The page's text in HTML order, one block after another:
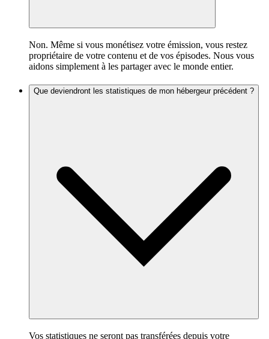
Non. Même si vous monétisez votre émission, vous restez
propriétaire de votre contenu et de vos épisodes. Nous vous
aidons simplement à les partager avec le monde entier.
Que deviendront les statistiques de mon hébergeur précédent ?
Vos statistiques ne seront pas transférées depuis votre